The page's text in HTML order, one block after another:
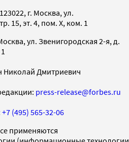
г. Москва, ул.
15, эт. 4, пом. X, ком. 1
ул. Звенигородская 2-я, д.
Николай Дмитриевич
press-release@forbes.ru
+7 (495) 565-32-06
применяются